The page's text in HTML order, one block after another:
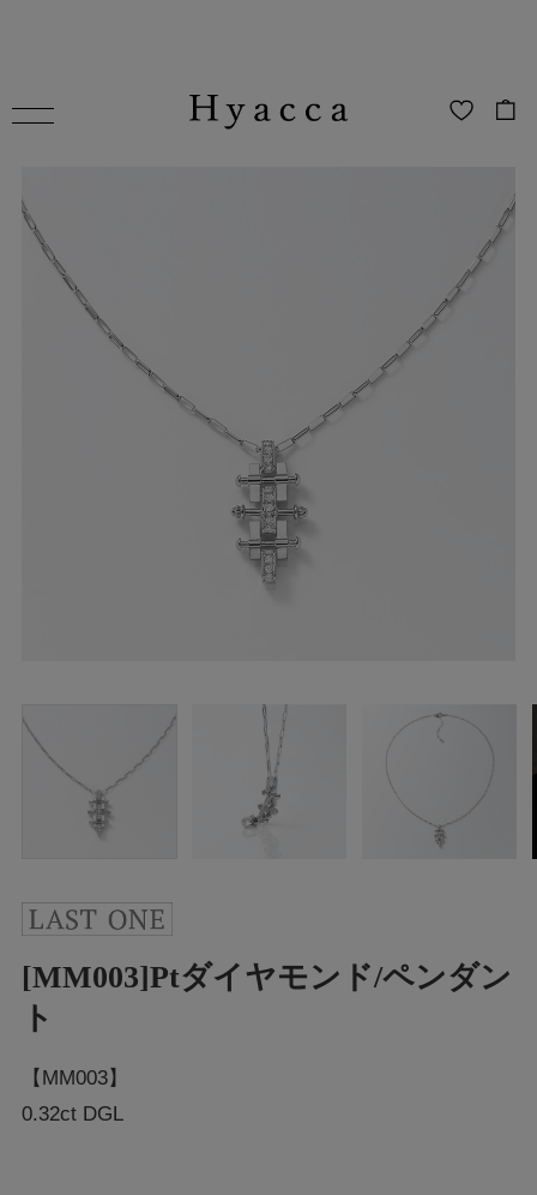
[MM003]Ptダイヤモンド/ペンダン
ト
【MM003】
0.32ct DGL